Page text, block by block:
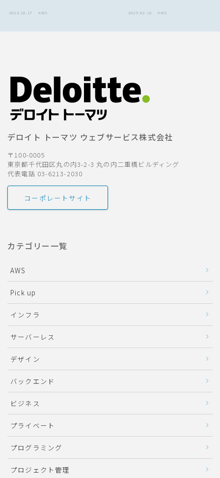
2023.10.17 AWS 2025.02.18 AWS
デロイト トーマツ ウェブサービス株式会社
〒100-0005
東京都千代田区丸の内3-2-3 丸の内二重橋ビルディング
代表電話 03-6213-2030
コーポレートサイト
カテゴリー一覧
AWS
Pick up
インフラ
サーバーレス
デザイン
バックエンド
ビジネス
プライベート
プログラミング
プロジェクト管理